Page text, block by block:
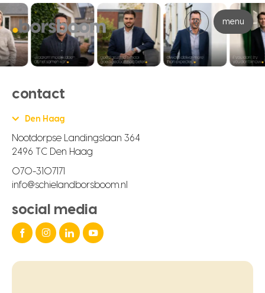
menu
contact
Den Haag
Nootdorpse Landingslaan 364
2496 TC Den Haag
070-3107171
info@schielandborsboom.nl
social media